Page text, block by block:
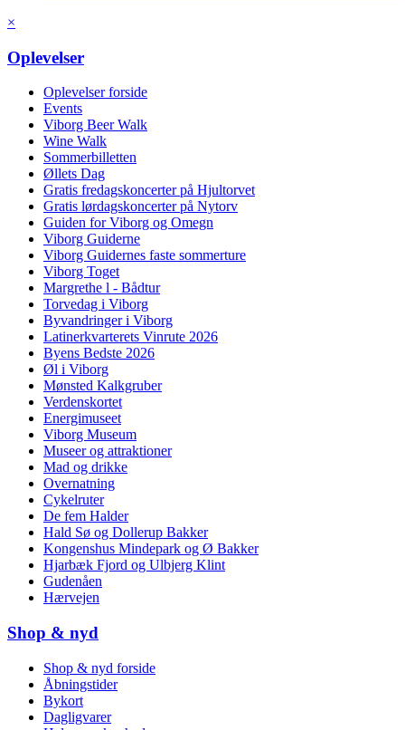
×
Oplevelser
Oplevelser forside
Events
Viborg Beer Walk
Wine Walk
Sommerbilletten
Øllets Dag
Gratis fredagskoncerter på Hjultorvet
Gratis lørdagskoncerter på Nytorv
Guiden for Viborg og Omegn
Viborg Guiderne
Viborg Guidernes faste sommerture
Viborg Toget
Margrethe l - Bådtur
Torvedag i Viborg
Byvandringer i Viborg
Latinerkvarterets Vinrute 2026
Byens Bedste 2026
Øl i Viborg
Mønsted Kalkgruber
Verdenskortet
Energimuseet
Viborg Museum
Museer og attraktioner
Mad og drikke
Overnatning
Cykelruter
De fem Halder
Hald Sø og Dollerup Bakker
Kongenshus Mindepark og Ø Bakker
Hjarbæk Fjord og Ulbjerg Klint
Gudenåen
Hærvejen
Shop & nyd
Shop & nyd forside
Åbningstider
Bykort
Dagligvarer